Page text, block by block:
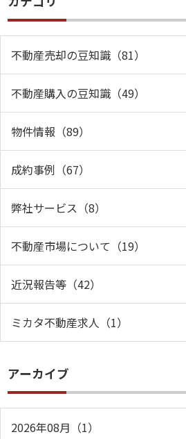
不動産売却の豆知識（81）
不動産購入の豆知識（49）
物件情報（89）
成約事例（67）
弊社サービス（8）
不動産市場について（19）
近況報告等（42）
ミカタ不動産求人（1）
アーカイブ
2026年08月（1）